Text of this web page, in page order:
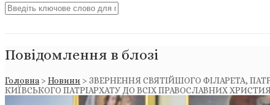
Повідомлення в блозі
Головна > Новини > ЗВЕРНЕННЯ СВЯТІЙШОГО ФІЛАРЕТА,
КИЇВСЬКОГО ПАТРІАРХАТУ ДО ВСІХ ПРАВОСЛАВНИХ